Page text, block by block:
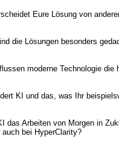
Eure Lösung von
die Lösungen besonders
moderne Technologie die
KI und das, was Ihr
das Arbeiten von Morgen in
bei HyperClarity?